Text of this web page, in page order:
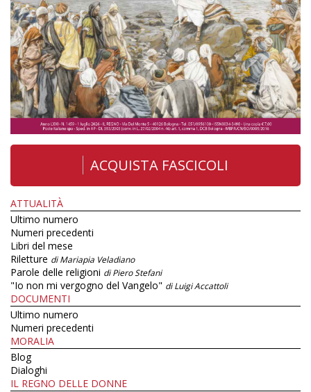
ACQUISTA FASCICOLI
ATTUALITÀ
Ultimo numero
Numeri precedenti
Libri del mese
Riletture di Mariapia Veladiano
Parole delle religioni di Piero Stefani
"Io non mi vergogno del Vangelo" di Luigi Accattoli
DOCUMENTI
Ultimo numero
Numeri precedenti
MORALIA
Blog
Dialoghi
IL REGNO DELLE DONNE